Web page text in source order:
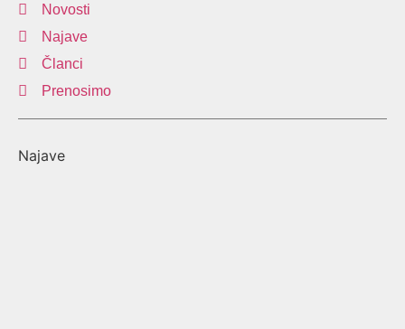
Novosti
Najave
Članci
Prenosimo
Najave